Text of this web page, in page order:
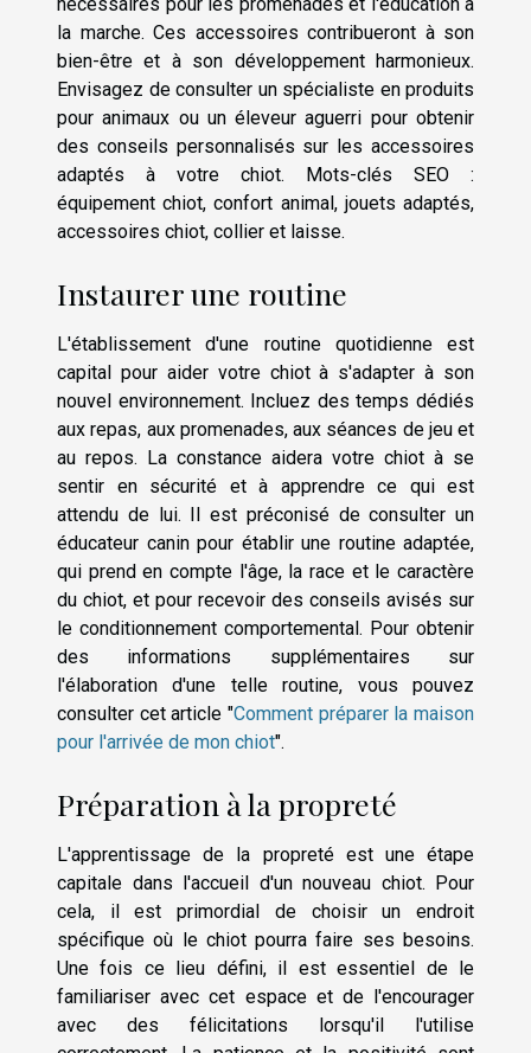
la marche. Ces accessoires contribueront à son
bien-être et à son développement harmonieux.
Envisagez de consulter un spécialiste en produits
pour animaux ou un éleveur aguerri pour obtenir
des conseils personnalisés sur les accessoires
adaptés à votre chiot. Mots-clés SEO :
équipement chiot, confort animal, jouets adaptés,
accessoires chiot, collier et laisse.
Instaurer une routine
L'établissement d'une routine quotidienne est
capital pour aider votre chiot à s'adapter à son
nouvel environnement. Incluez des temps dédiés
aux repas, aux promenades, aux séances de jeu et
au repos. La constance aidera votre chiot à se
sentir en sécurité et à apprendre ce qui est
attendu de lui. Il est préconisé de consulter un
éducateur canin pour établir une routine adaptée,
qui prend en compte l'âge, la race et le caractère
du chiot, et pour recevoir des conseils avisés sur
le conditionnement comportemental. Pour obtenir
des informations supplémentaires sur
l'élaboration d'une telle routine, vous pouvez
consulter cet article "Comment préparer la maison
pour l'arrivée de mon chiot".
Préparation à la propreté
L'apprentissage de la propreté est une étape
capitale dans l'accueil d'un nouveau chiot. Pour
cela, il est primordial de choisir un endroit
spécifique où le chiot pourra faire ses besoins.
Une fois ce lieu défini, il est essentiel de le
familiariser avec cet espace et de l'encourager
avec des félicitations lorsqu'il l'utilise